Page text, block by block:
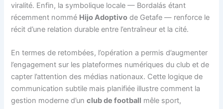
viralité. Enfin, la symbolique locale — Bordalás étant
récemment nommé Hijo Adoptivo de Getafe — renforce le
récit d’une relation durable entre l’entraîneur et la cité.
En termes de retombées, l’opération a permis d’augmenter
l’engagement sur les plateformes numériques du club et de
capter l’attention des médias nationaux. Cette logique de
communication subtile mais planifiée illustre comment la
gestion moderne d’unclub de football mêle sport,